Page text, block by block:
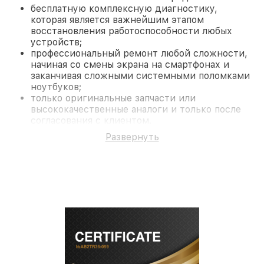
бесплатную комплексную диагностику,
которая является важнейшим этапом
восстановления работоспособности любых
устройств;
профессиональный ремонт любой сложности,
начиная со смены экрана на смартфонах и
заканчивая сложными системными поломками
ноутбуков;
только оригинальные запчасти или
высококачественные аналоги и только после
согласования с клиентом.
На все работы и замененные комплектующие
предоставляется длительная гарантия. В случае
современное оборудование и
лицензированное ПО в ремонтно-
диагностических мастерских;
Развернуть